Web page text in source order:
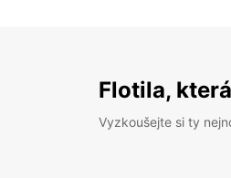
Flotila,
Vyzkoušejte si ty